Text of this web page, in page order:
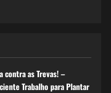
contra as Trevas! –
Trabalho para Plantar